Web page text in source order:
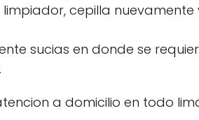
cepilla
sucias en donde se
a domicilio en todo